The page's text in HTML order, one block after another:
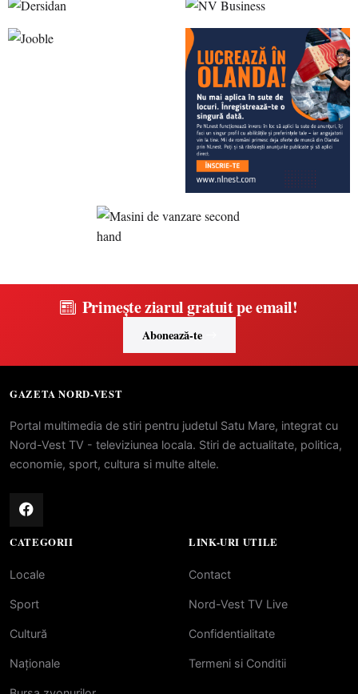
Primește ziarul gratuit pe email!
Abonează-te
GAZETA NORD-VEST
Portal multimedia de stiri pentru judetul Satu Mare, integrat cu
Nord-Vest TV - televiziunea locala. Stiri de actualitate, politica,
economie, sport, cultura si multe altele.
CATEGORII
Locale
Sport
Cultură
Naționale
LINK-URI UTILE
Contact
Nord-Vest TV Live
Confidentialitate
Termeni si Conditii